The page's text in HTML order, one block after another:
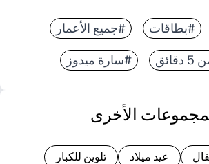
#بطاقات #جميع الأعمار
#سارة ميدوز
الأخرى
عيد ميلاد تلوين للكبار